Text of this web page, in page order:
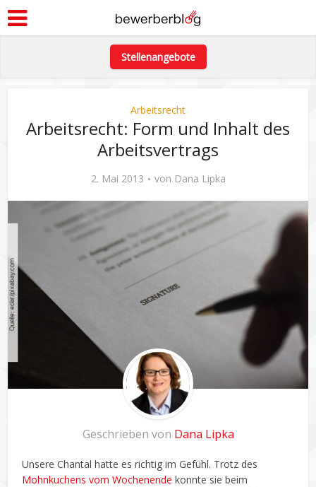
Stellenangebote
Arbeitsrecht
Arbeitsrecht: Form und Inhalt des
Arbeitsvertrags
2. Mai 2013 von Dana Lipka
Geschrieben von Dana Lipka
Unsere Chantal hatte es richtig im Gefühl. Trotz des
Mohnkuchens vom Wochenende konnte sie beim